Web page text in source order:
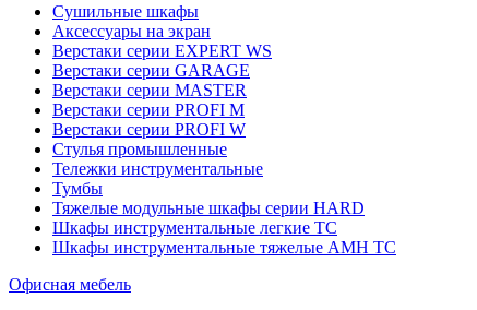
Cушильные шкафы
Аксессуары на экран
Верстаки серии EXPERT WS
Верстаки серии GARAGE
Верстаки серии MASTER
Верстаки серии PROFI M
Верстаки серии PROFI W
Стулья промышленные
Тележки инструментальные
Тумбы
Тяжелые модульные шкафы серии HARD
Шкафы инструментальные легкие ТС
Шкафы инструментальные тяжелые AMH TC
Офисная мебель